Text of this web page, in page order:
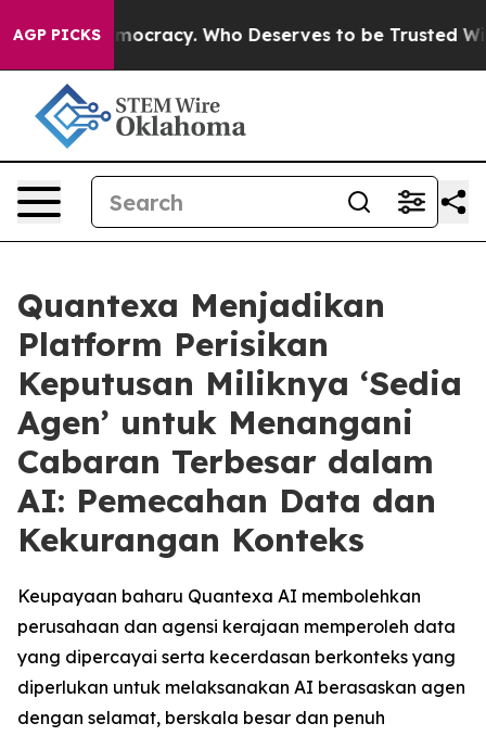
AGP PICKS Who Deserves to be Trusted With the
Quantexa Menjadikan
Platform Perisikan
Keputusan Miliknya ‘Sedia
Agen’ untuk Menangani
Cabaran Terbesar dalam
AI: Pemecahan Data dan
Kekurangan Konteks
Keupayaan baharu Quantexa AI membolehkan
perusahaan dan agensi kerajaan memperoleh data
yang dipercayai serta kecerdasan berkonteks yang
diperlukan untuk melaksanakan AI berasaskan agen
dengan selamat, berskala besar dan penuh